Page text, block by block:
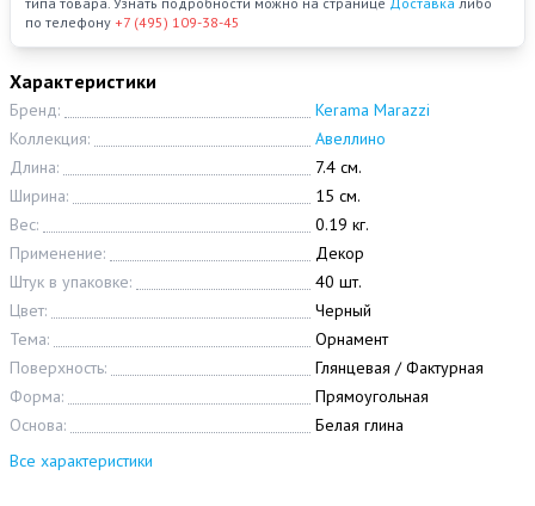
Характеристики
Бренд:
Kerama Marazzi
Коллекция:
Авеллино
Длина:
7.4 см.
Ширина:
15 см.
Вес:
0.19 кг.
Применение:
Декор
Штук в упаковке:
40 шт.
Цвет:
Черный
Тема:
Орнамент
Поверхность:
Глянцевая / Фактурная
Форма:
Прямоугольная
Основа:
Белая глина
Все характеристики
по телефону +7 (495) 109-38-45